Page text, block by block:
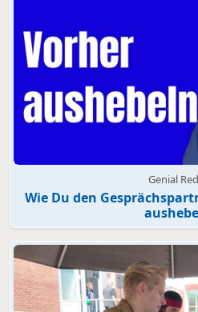
Genial
Wie Du den